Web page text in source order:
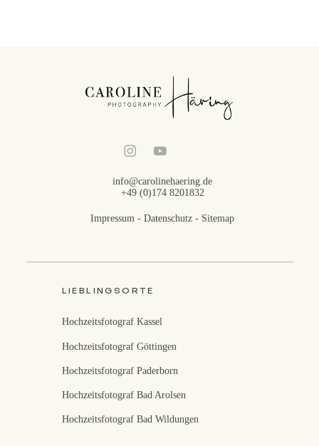
LIEBLINGSORTE
Hochzeitsfotograf Kassel
Hochzeitsfotograf Göttingen
Hochzeitsfotograf Paderborn
info@carolinehaering.de
+49 (0)174 8201832
Hochzeitsfotograf Bad Arolsen
Hochzeitsfotograf Bad Wildungen
Impressum -Datenschutz - Sitemap